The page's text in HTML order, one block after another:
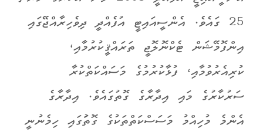
25 ގައެވެ. އެންސީއައިޓީ އުފެއްދީ ދިވެހިރާއްޖޭގައި
އިންފޮމޭޝަން ޓެކްނޮލޮޖީ ތަރައްޤީކުރުމާއި،
ކުރިއެރުވުމާއި، ފުޅާކުރުމުގެ މަސައްކަތްކުރާ
ސަރުކާރުގެ މައި އިދާރާގެ ގޮތުގައެވެ. އިދާރާގެ
އެންމެ މުހިއްމު މަސަސްކަތްތަކުގެ ގޮތުަގައި ހިމެނުނީ